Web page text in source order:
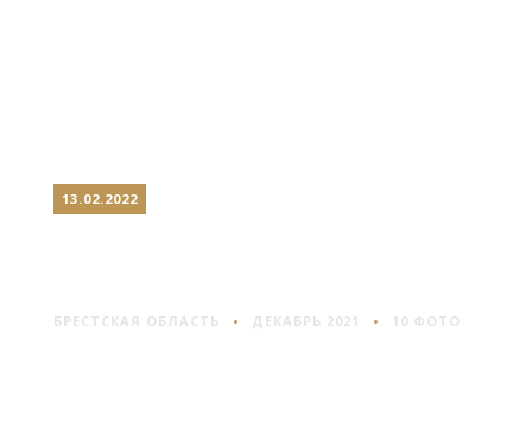
13.02.2022
БРЕСТСКАЯ ОБЛАСТЬ ДЕКАБРЬ 2021 10 ФОТО